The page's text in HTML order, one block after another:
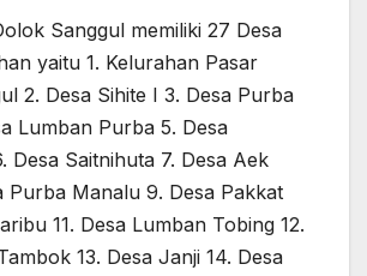
Sanggul memiliki 27 Desa
yaitu 1. Kelurahan Pasar
2. Desa Sihite I 3. Desa Purba
Lumban Purba 5. Desa
Desa Saitnihuta 7. Desa Aek
Purba Manalu 9. Desa Pakkat
11. Desa Lumban Tobing 12.
13. Desa Janji 14. Desa